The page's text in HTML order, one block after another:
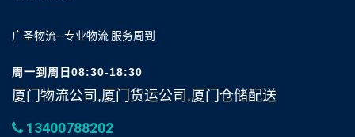
广圣物流--专业物流 服务周到
周一到周日08:30-18:30
厦门物流公司,厦门货运公司,厦门仓储配送
13400788202